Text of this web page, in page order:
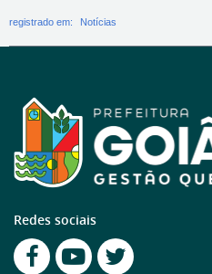
registrado em: Notícias
Redes sociais